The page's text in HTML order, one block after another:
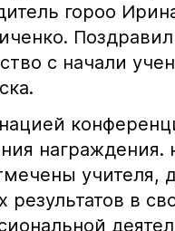
гороо
Поздравил
с начали
награждения.
учителя,
результатов в